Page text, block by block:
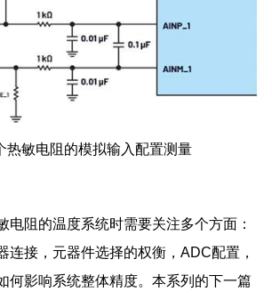
热敏电阻的模拟输入配置测量
电阻的温度系统时需要关注多个方面：
连接，元器件选择的权衡，ADC配置，
何影响系统整体精度。本系列的下一篇